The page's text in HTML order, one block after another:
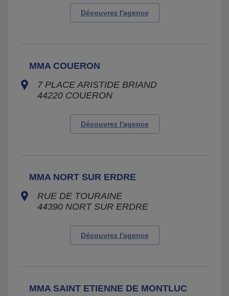
Découvrez l'agence
MMA COUERON
7 PLACE ARISTIDE BRIAND
44220 COUERON
Découvrez l'agence
MMA NORT SUR ERDRE
RUE DE TOURAINE
44390 NORT SUR ERDRE
Découvrez l'agence
MMA SAINT ETIENNE DE MONTLUC